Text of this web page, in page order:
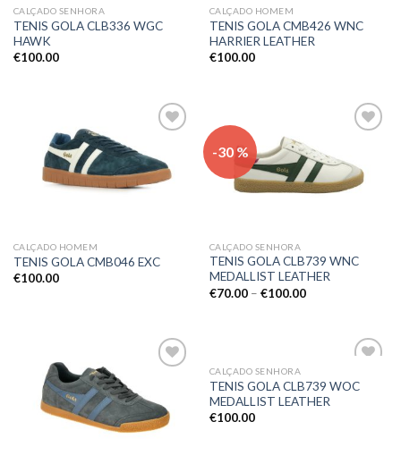
CALÇADO SENHORA
TENIS GOLA CLB336 WGC
HAWK
€100.00
CALÇADO HOMEM
TENIS GOLA CMB426 WNC
HARRIER LEATHER
€100.00
aos meus
desejos
CALÇADO HOMEM
TENIS GOLA CMB046 EXC
€100.00
-30 %
aos meus
desejos
CALÇADO SENHORA
TENIS GOLA CLB739 WNC
MEDALLIST LEATHER
€70.00– €100.00
aos meus
desejos
aos meus
CALÇADO SENHORA
TENIS GOLA CLB739 WOC
MEDALLIST LEATHER
€100.00